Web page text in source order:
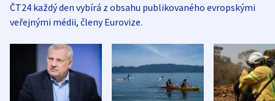
ČT24 každý den vybírá z obsahu publikovaného evropskými
veřejnými médii, členy Eurovize.